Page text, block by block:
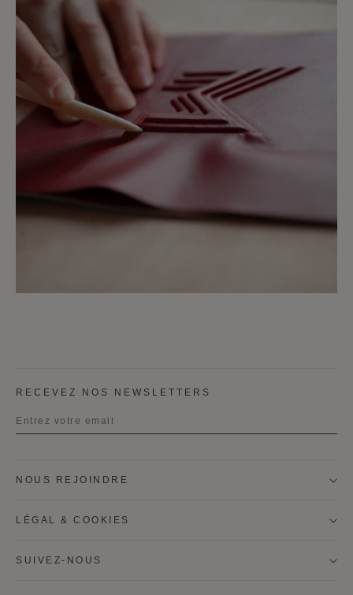
RECEVEZ NOS NEWSLETTERS
Prénom
Nom
NOUS REJOINDRE
LÉGAL & COOKIES
SUIVEZ-NOUS